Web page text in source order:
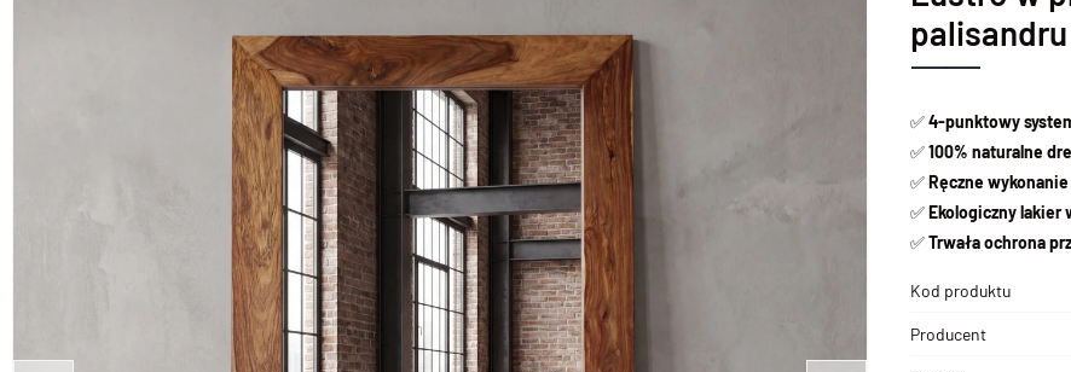
palisandru
✅4-punktowy
✅100% naturalne
✅Ręczne wykonanie
✅Ekologiczny lakier
✅Trwała ochrona
Kod produktu
Producent